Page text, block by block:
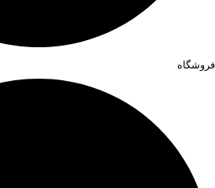
فروشگاه